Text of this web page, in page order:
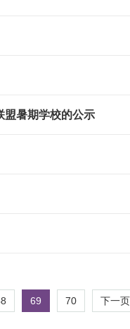
盟暑期学校的公示
69 70 下一页